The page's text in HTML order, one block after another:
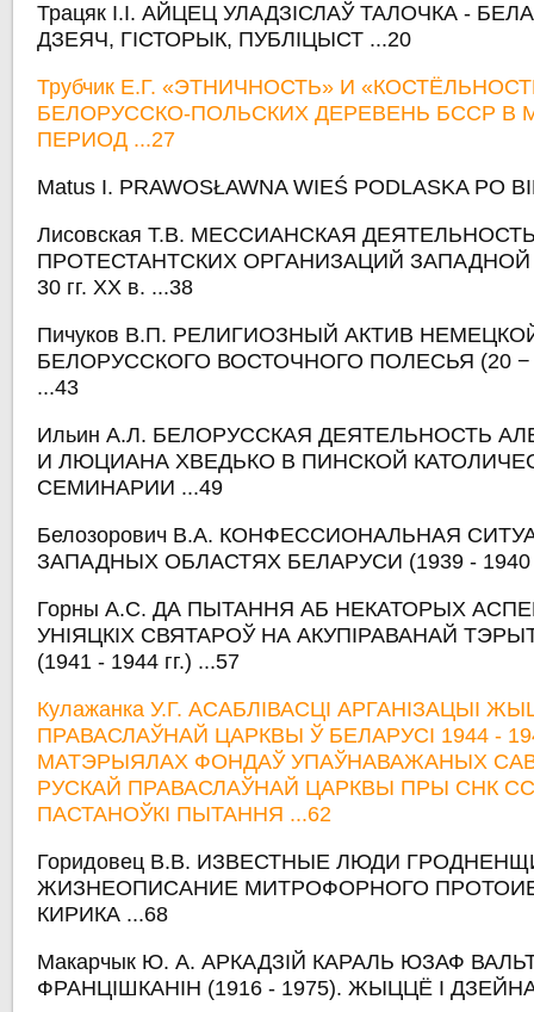
Трацяк І.І. АЙЦЕЦ УЛАДЗІСЛАЎ ТАЛОЧКА -
ДЗЕЯЧ, ГІСТОРЫК, ПУБЛІЦЫСТ ...20
Трубчик Е.Г. «ЭТНИЧНОСТЬ» И
БЕЛОРУССКО-ПОЛЬСКИХ ДЕРЕВЕНЬ БССР
ПЕРИОД ...27
Matus I. PRAWOSŁAWNA WIEŚ PODLASKA PO
Лисовская Т.В. МЕССИАНСКАЯ
ПРОТЕСТАНТСКИХ ОРГАНИЗАЦИЙ ЗАПАДНОЙ
30 гг. ХХ в. ...38
Пичуков В.П. РЕЛИГИОЗНЫЙ АКТИВ
БЕЛОРУССКОГО ВОСТОЧНОГО ПОЛЕСЬЯ (20 −
...43
Ильин А.Л. БЕЛОРУССКАЯ ДЕЯТЕЛЬНОСТЬ
И ЛЮЦИАНА ХВЕДЬКО В ПИНСКОЙ
СЕМИНАРИИ ...49
Белозорович В.А. КОНФЕССИОНАЛЬНАЯ
ЗАПАДНЫХ ОБЛАСТЯХ БЕЛАРУСИ (1939 - 1940
Горны А.С. ДА ПЫТАННЯ АБ НЕКАТОРЫХ
УНІЯЦКІХ СВЯТАРОЎ НА АКУПІРАВАНАЙ
(1941 - 1944 гг.) ...57
Кулажанка У.Г. АСАБЛІВАСЦІ АРГАНІЗАЦЫІ
ПРАВАСЛАЎНАЙ ЦАРКВЫ Ў БЕЛАРУСІ 1944 -
МАТЭРЫЯЛАХ ФОНДАЎ УПАЎНАВАЖАНЫХ
РУСКАЙ ПРАВАСЛАЎНАЙ ЦАРКВЫ ПРЫ СНК
ПАСТАНОЎКІ ПЫТАННЯ ...62
Горидовец В.В. ИЗВЕСТНЫЕ ЛЮДИ
ЖИЗНЕОПИСАНИЕ МИТРОФОРНОГО
КИРИКА ...68
Макарчык Ю. А. АРКАДЗІЙ КАРАЛЬ ЮЗАФ
ФРАНЦІШКАНІН (1916 - 1975). ЖЫЦЦЁ І